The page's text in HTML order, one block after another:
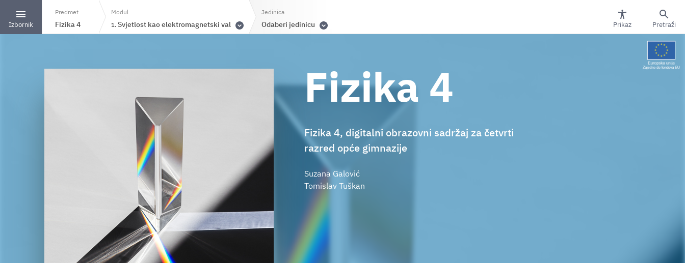
Izbornik
Predmet
Fizika 4
Modul
1. Svjetlost kao elektromagnetski val
Jedinica
Odaberi jedinicu Prikaz Pretraži
Fizika 4
Fizika 4, digitalni obrazovni sadržaj za četvrti
razred opće gimnazije
Suzana Galović
Tomislav Tuškan